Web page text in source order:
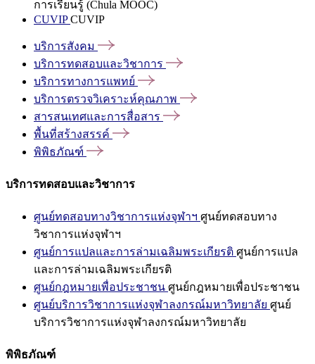
การเรียนรู้ (Chula MOOC)
CUVIPCUVIP
บริการสังคม
บริการทดสอบและวิชาการ
บริการทางการแพทย์
บริการตรวจวิเคราะห์คุณภาพ
สารสนเทศและการสื่อสาร
พื้นที่สร้างสรรค์
พิพิธภัณฑ์
บริการทดสอบและวิชาการ
ศูนย์ทดสอบทางวิชาการแห่งจุฬาฯ ศูนย์ทดสอบทาง
วิชาการแห่งจุฬาฯ
ศูนย์การแปลและการล่ามเฉลิมพระเกียรติ ศูนย์การแปล
และการล่ามเฉลิมพระเกียรติ
ศูนย์กฎหมายเพื่อประชาชน ศูนย์กฎหมายเพื่อประชาชน
ศูนย์บริการวิชาการแห่งจุฬาลงกรณ์มหาวิทยาลัย ศูนย์
บริการวิชาการแห่งจุฬาลงกรณ์มหาวิทยาลัย
พิพิธภัณฑ์